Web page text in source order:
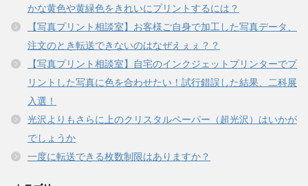
かな黄色や黄緑色をきれいにプリントするには？
【写真プリント相談室】お客様ご自身で加工した写真データ、
注文のとき転送できないのはなぜえぇぇ？？
【写真プリント相談室】自宅のインクジェットプリンターでプ
リントした写真に色を合わせたい！試行錯誤した結果、二科展
入選！
光沢よりもさらに上のクリスタルペーパー（超光沢）はいかが
でしょうか
一度に転送できる枚数制限はありますか？